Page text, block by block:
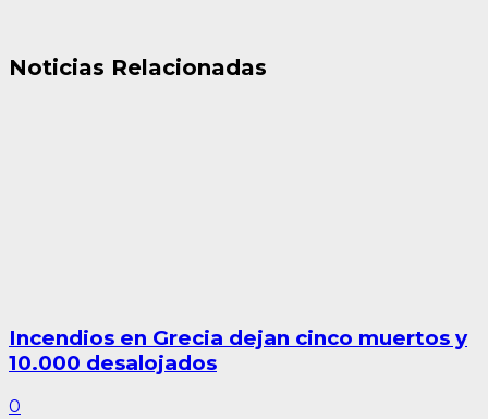
Noticias Relacionadas
Incendios en Grecia dejan cinco muertos y
10.000 desalojados
0